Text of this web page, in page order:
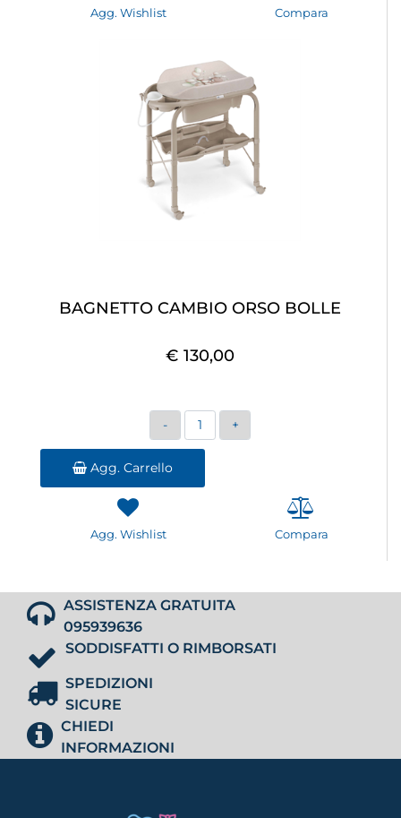
Agg. Wishlist Compara
BAGNETTO CAMBIO ORSO BOLLE
€ 130,00
Quantità
Agg. Carrello
Agg. Wishlist Compara
ASSISTENZA GRATUITA
095939636
SODDISFATTI O RIMBORSATI
SPEDIZIONI
SICURE
CHIEDI
INFORMAZIONI